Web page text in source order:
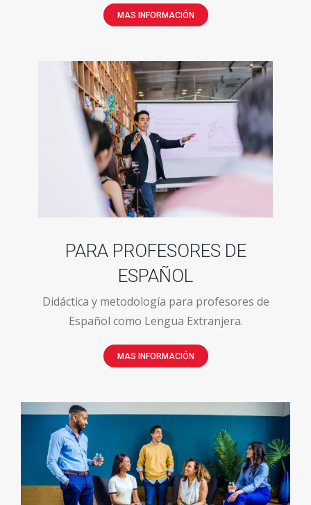
MAS INFORMACIÓN
PARA PROFESORES DE
ESPAÑOL
Didáctica y metodología para profesores de
Español como Lengua Extranjera.
MAS INFORMACIÓN